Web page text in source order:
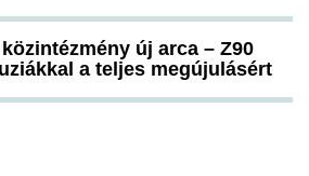
új arca – Z90
a teljes megújulásért